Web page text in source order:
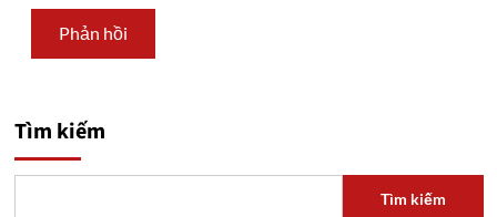
Tìm kiếm
Tìm kiếm